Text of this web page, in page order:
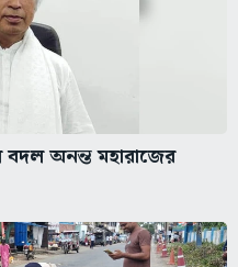
অনন্ত মহারাজের